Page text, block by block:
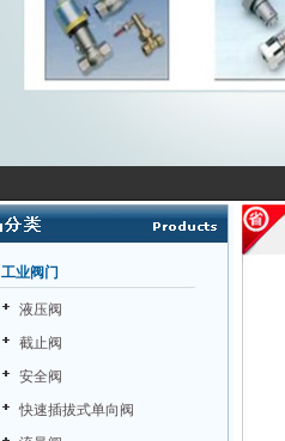
工业阀门
液压阀
截止阀
安全阀
快速插拔式单向阀